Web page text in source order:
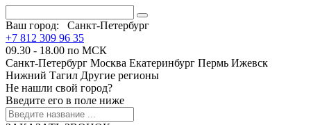
Ваш город:
Санкт-Петербург
+7 812 309 96 35
09.30 - 18.00 по МСК
Санкт-Петербург Москва Екатеринбург Пермь Ижевск
Нижний Тагил Другие регионы
Не нашли свой город?
Введите его в поле ниже